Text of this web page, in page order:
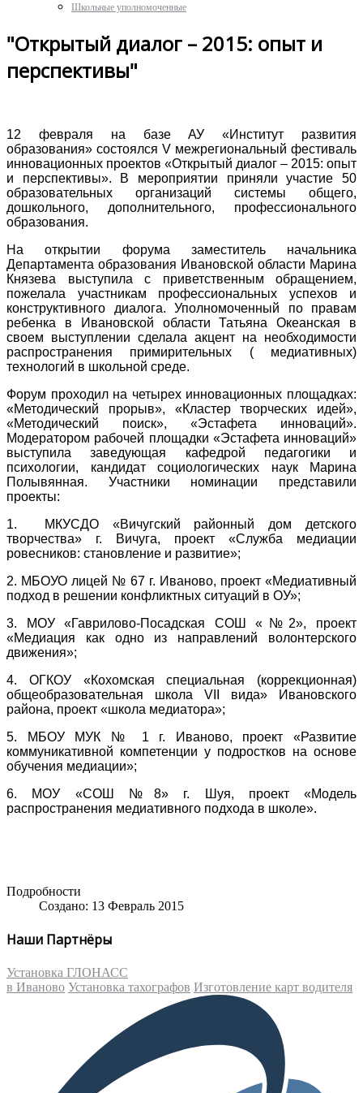
Школьные уполномоченные
"Открытый диалог – 2015: опыт и
перспективы"
12 февраля на базе АУ «Институт развития
образования» состоялся V межрегиональный фестиваль
инновационных проектов «Открытый диалог – 2015: опыт
и перспективы». В мероприятии приняли участие 50
образовательных организаций системы общего,
дошкольного, дополнительного, профессионального
образования.
На открытии форума заместитель начальника
Департамента образования Ивановской области Марина
Князева выступила с приветственным обращением,
пожелала участникам профессиональных успехов и
конструктивного диалога. Уполномоченный по правам
ребенка в Ивановской области Татьяна Океанская в
своем выступлении сделала акцент на необходимости
распространения примирительных ( медиативных)
технологий в школьной среде.
Форум проходил на четырех инновационных площадках:
«Методический прорыв», «Кластер творческих идей»,
«Методический поиск», «Эстафета инноваций».
Модератором рабочей площадки «Эстафета инноваций»
выступила заведующая кафедрой педагогики и
психологии, кандидат социологических наук Марина
Полывянная. Участники номинации представили
проекты:
1. МКУСДО «Вичугский районный дом детского
творчества» г. Вичуга, проект «Служба медиации
ровесников: становление и развитие»;
2. МБОУО лицей № 67 г. Иваново, проект «Медиативный
подход в решении конфликтных ситуаций в ОУ»;
3. МОУ «Гаврилово-Посадская СОШ «№2», проект
«Медиация как одно из направлений волонтерского
движения»;
4. ОГКОУ «Кохомская специальная (коррекционная)
общеобразовательная школа VII вида» Ивановского
района, проект «школа медиатора»;
5. МБОУ МУК № 1 г. Иваново, проект «Развитие
коммуникативной компетенции у подростков на основе
обучения медиации»;
6. МОУ «СОШ №8» г. Шуя, проект «Модель
распространения медиативного подхода в школе».
Подробности
Создано: 13 Февраль 2015
Наши Партнёры
Установка ГЛОНАСС
в Иваново Установка тахографов Изготовление карт водителя